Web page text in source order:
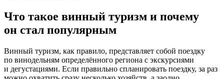
Что такое винный туризм и почему
он стал популярным
Винный туризм, как правило, представляет собой поездку
по винодельням определённого региона с экскурсиями
и дегустациями. Если правильно спланировать поездку, за раз